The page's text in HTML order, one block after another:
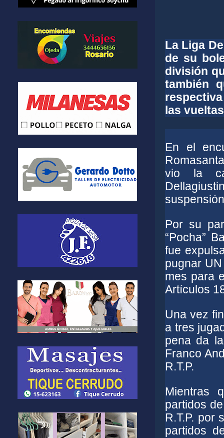
La Liga
de su
división
también
las
En el
vio la
Por su
“Pocha”
fue
pugnar
mes para
Artículos
Una vez
a tres
pena da
Franco
R.T.P.
Mientras
partidos
R.T.P. por
partidos